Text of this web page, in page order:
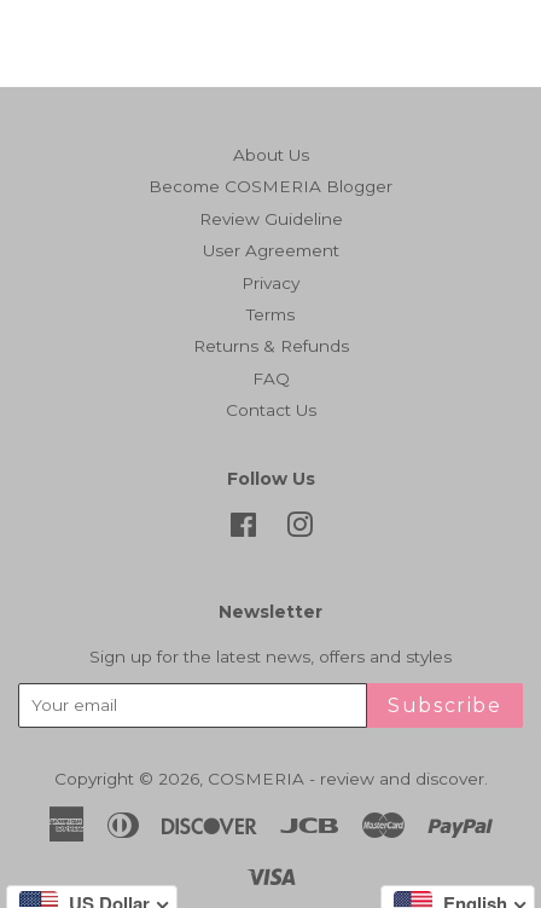
About Us
Become COSMERIA Blogger
Review Guideline
User Agreement
Privacy
Terms
Returns & Refunds
FAQ
Contact Us
Follow Us
FacebookInstagram
Newsletter
Sign up for the latest news, offers and styles
Subscribe
Copyright © 2026, COSMERIA - review and discover.
AmericanDiners
Discover Jcb Master